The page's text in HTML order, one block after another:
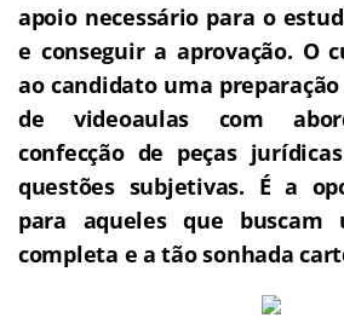
apoio necessário para o
e conseguir a aprovação. O
ao candidato uma
de videoaulas com
confecção de peças
questões subjetivas. É a
para aqueles que buscam
completa e a tão sonhada